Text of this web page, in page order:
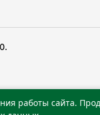
тIахьожам
работы сайта.